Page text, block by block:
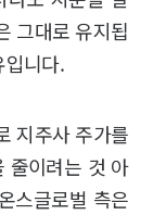
그대로 유지됩
니다.
지주사 주가를
줄이려는 것 아
스글로벌 측은